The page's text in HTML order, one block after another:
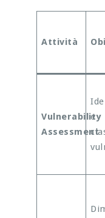
Attività
Vulnerability
Assessment
e